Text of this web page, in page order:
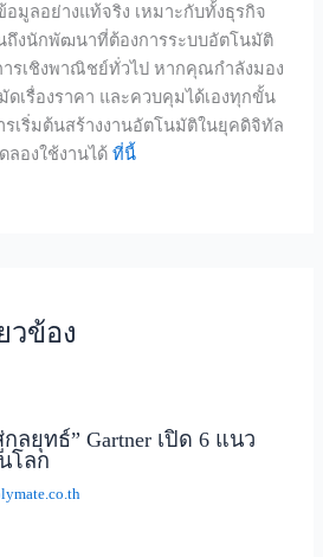
มูลอย่างแท้จริง เหมาะกับทั้งธุรกิจ
ถึงนักพัฒนาที่ต้องการระบบอัตโนมัติ
ารเชิงพาณิชย์ทั่วไป หากคุณกำลังมอง
เรื่องราคา และควบคุมได้เองทุกขั้น
เริ่มต้นสร้างงานอัตโนมัติในยุคดิจิทัล
ลองใช้งานได้ที่นี้
วข้อง
ลยุทธ์” Gartner เปิด 6 แนว
โลก